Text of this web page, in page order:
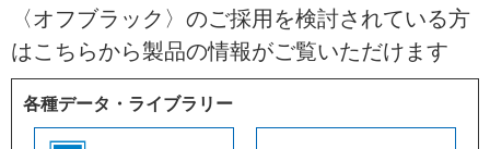
〈オフブラック〉のご採用を検討されている方
はこちらから製品の情報がご覧いただけます
各種データ・ライブラリー